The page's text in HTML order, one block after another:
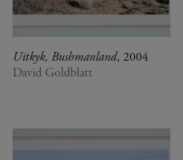
Uitkyk, Bushmanland, 2004
David Goldblatt